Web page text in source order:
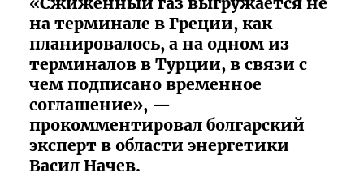
на терминале в Греции, как
планировалось, а на одном из
терминалов в Турции, в связи с
чем подписано временное
соглашение», —
прокомментировал болгарский
эксперт в области энергетики
Васил Начев.